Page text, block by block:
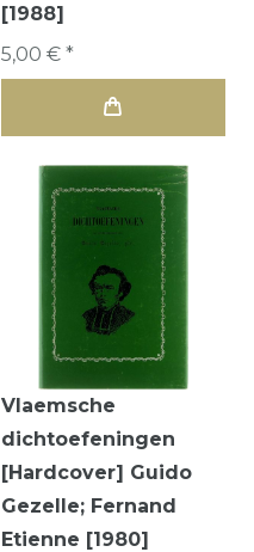
[1988]
5,00 € *
Vlaemsche
dichtoefeningen
[Hardcover] Guido
Gezelle; Fernand
Etienne [1980]